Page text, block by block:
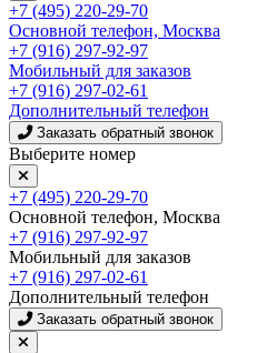
+7 (495) 220-29-70
Основной телефон, Москва
+7 (916) 297-92-97
Мобильный для заказов
+7 (916) 297-02-61
Дополнительный телефон
Заказать обратный звонок
Выберите номер
+7 (495) 220-29-70
Основной телефон, Москва
+7 (916) 297-92-97
Мобильный для заказов
+7 (916) 297-02-61
Дополнительный телефон
Заказать обратный звонок